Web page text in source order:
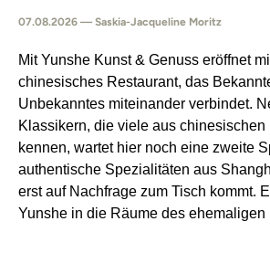
07.08.2026 — Saskia-Jacqueline Moritz
Mit Yunshe Kunst & Genuss eröffnet
chinesisches Restaurant, das
Unbekanntes miteinander verbindet.
Klassikern, die viele aus chinesischen
kennen, wartet hier noch eine zweite
authentische Spezialitäten aus
erst auf Nachfrage zum Tisch kommt.
Yunshe in die Räume des